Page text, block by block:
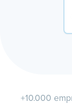
+10.000